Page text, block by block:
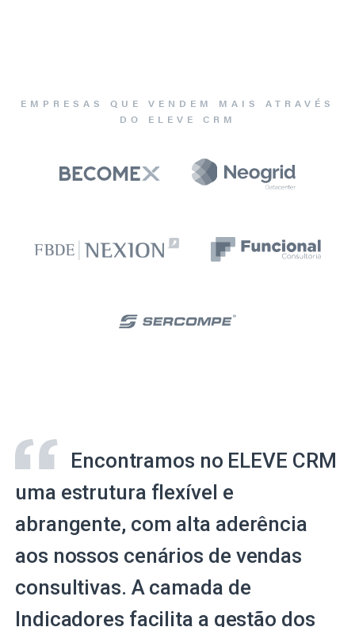
EMPRESAS QUE VENDEM MAIS ATRAVÉS
DO ELEVE CRM
Encontramos no ELEVE CRM
uma estrutura flexível e
abrangente, com alta aderência
aos nossos cenários de vendas
consultivas. A camada de
Indicadores facilita a gestão dos